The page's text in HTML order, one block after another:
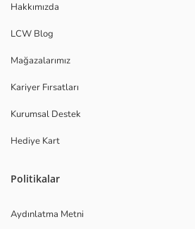
Hakkımızda
LCW Blog
Mağazalarımız
Kariyer Fırsatları
Kurumsal Destek
Hediye Kart
Politikalar
Aydınlatma Metni